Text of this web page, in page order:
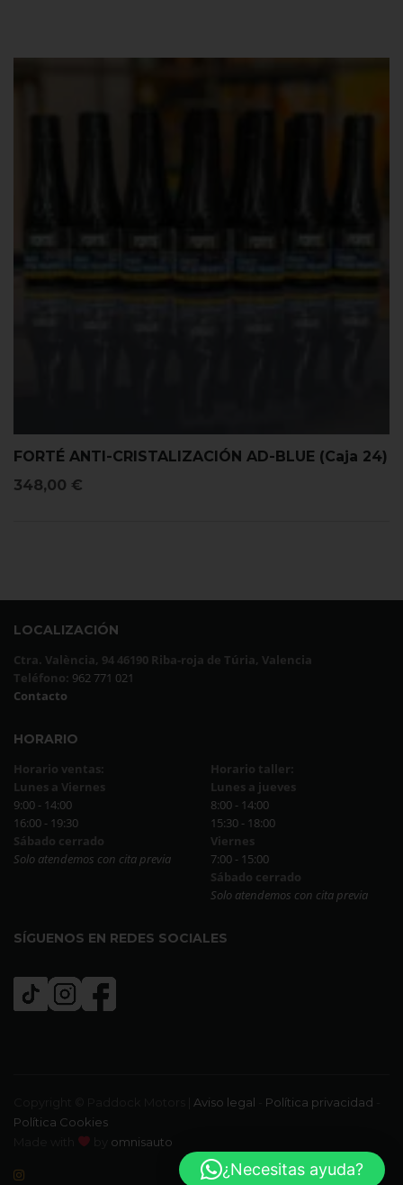
FORTÉ ANTI-CRISTALIZACIÓN AD-BLUE (Caja 24)
348,00 €
LOCALIZACIÓN
Ctra. València, 94 46190 Riba-roja de Túria, Valencia
Teléfono: 962 771 021
Contacto
HORARIO
Horario ventas:
Lunes a Viernes
9:00 - 14:00
16:00 - 19:30
Sábado cerrado
Solo atendemos con cita previa
Horario taller:
Lunes a jueves
8:00 - 14:00
15:30 - 18:00
Viernes
7:00 - 15:00
Sábado cerrado
Solo atendemos con cita previa
SÍGUENOS EN REDES SOCIALES
Aviso legal Política privacidad
Política Cookies
omnisauto
¿Necesitas ayuda?